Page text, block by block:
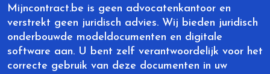
Mijncontract.be is geen advocatenkantoor en
verstrekt geen juridisch advies. Wij bieden juridisch
onderbouwde modeldocumenten en digitale
software aan. U bent zelf verantwoordelijk voor het
correcte gebruik van deze documenten in uw